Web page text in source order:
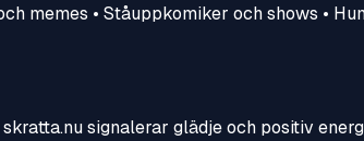
memes • Ståuppkomiker och shows •
signalerar glädje och positiv